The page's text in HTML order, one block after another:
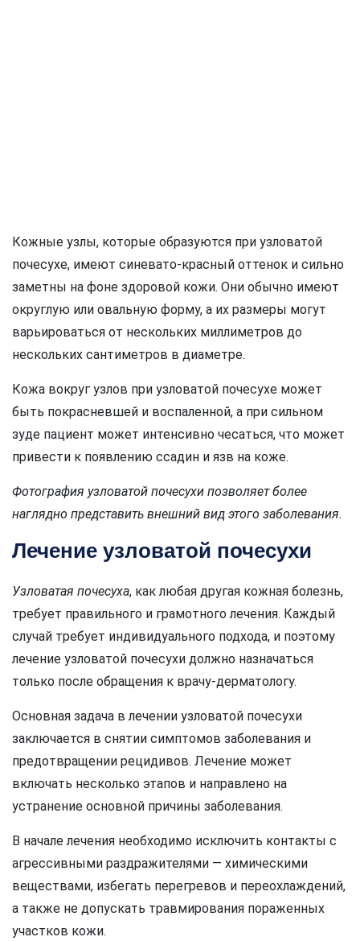
Кожные узлы, которые образуются при узловатой
почесухе, имеют синевато-красный оттенок и сильно
заметны на фоне здоровой кожи. Они обычно имеют
округлую или овальную форму, а их размеры могут
варьироваться от нескольких миллиметров до
нескольких сантиметров в диаметре.
Кожа вокруг узлов при узловатой почесухе может
быть покрасневшей и воспаленной, а при сильном
зуде пациент может интенсивно чесаться, что может
привести к появлению ссадин и язв на коже.
Фотография узловатой почесухи позволяет более
наглядно представить внешний вид этого заболевания.
Лечение узловатой почесухи
Узловатая почесуха, как любая другая кожная болезнь,
требует правильного и грамотного лечения. Каждый
случай требует индивидуального подхода, и поэтому
лечение узловатой почесухи должно назначаться
только после обращения к врачу-дерматологу.
Основная задача в лечении узловатой почесухи
заключается в снятии симптомов заболевания и
предотвращении рецидивов. Лечение может
включать несколько этапов и направлено на
устранение основной причины заболевания.
В начале лечения необходимо исключить контакты с
агрессивными раздражителями — химическими
веществами, избегать перегревов и переохлаждений,
а также не допускать травмирования пораженных
участков кожи.